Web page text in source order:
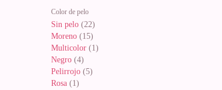
Color de pelo
Sin pelo (22)
Moreno (15)
Multicolor (1)
Negro (4)
Pelirrojo (5)
Rosa (1)